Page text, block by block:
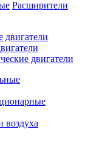
Расширители
двигатели
двигатели
воздуха